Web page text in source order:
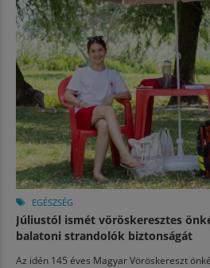
EGÉSZSÉG
Júliustól ismét vöröskeresztes
balatoni strandolók biztonságát
Az idén 145 éves Magyar Vöröskereszt